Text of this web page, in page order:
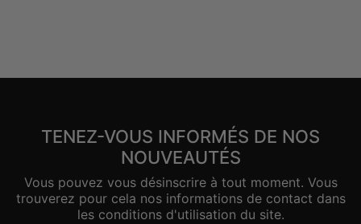
TENEZ-VOUS INFORMÉS DE NOS
NOUVEAUTÉS
Vous pouvez vous désinscrire à tout moment. Vous
trouverez pour cela nos informations de contact dans
les conditions d'utilisation du site.